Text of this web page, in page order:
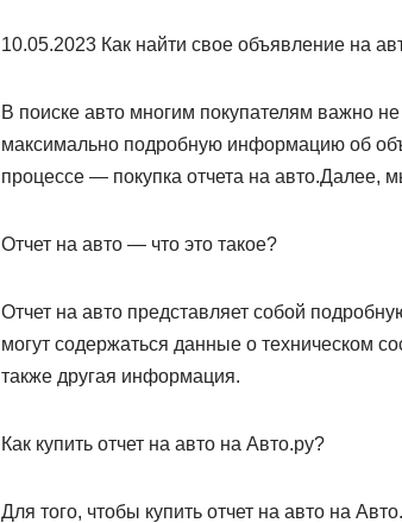
10.05.2023 Как найти свое объявление на
В поиске авто многим покупателям важно
максимально подробную информацию об
процессе — покупка отчета на авто.Далее,
Отчет на авто — что это такое?
Отчет на авто представляет собой
могут содержаться данные о техническом
также другая информация.
Как купить отчет на авто на Авто.ру?
Для того, чтобы купить отчет на авто на